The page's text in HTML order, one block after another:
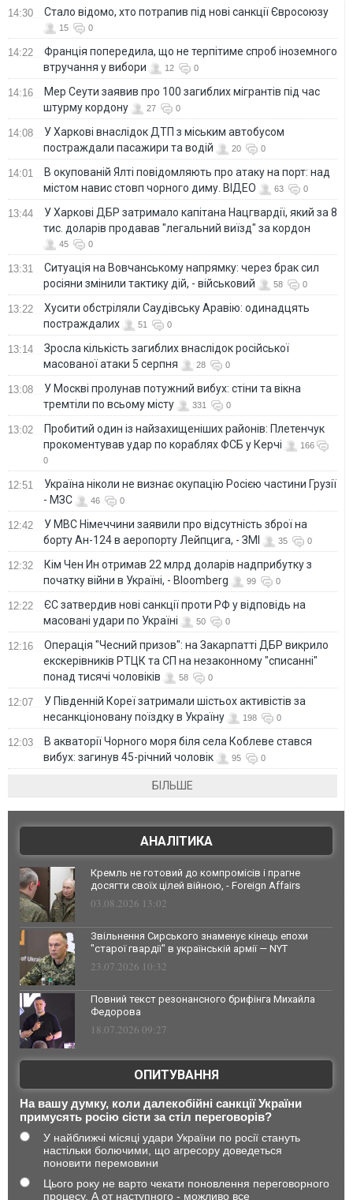
14:30 Стало відомо, хто потрапив під нові санкції Євросоюзу
15 0
14:22
Франція попередила, що не терпітиме спроб іноземного
втручання у вибори
12 0
14:16
Мер Сеути заявив про 100 загиблих мігрантів під час
штурму кордону
27 0
14:08
У Харкові внаслідок ДТП з міським автобусом
постраждали пасажири та водій
20 0
14:01
В окупованій Ялті повідомляють про атаку на порт: над
містом навис стовп чорного диму. ВІДЕО
63 0
13:44
У Харкові ДБР затримало капітана Нацгвардії, який за 8
тис. доларів продавав "легальний виїзд" за кордон
45 0
13:31
Ситуація на Вовчанському напрямку: через брак сил
росіяни змінили тактику дій, - військовий
58 0
13:22
Хусити обстріляли Саудівську Аравію: одинадцять
постраждалих
51 0
13:14
Зросла кількість загиблих внаслідок російської
масованої атаки 5 серпня
28 0
13:08
У Москві пролунав потужний вибух: стіни та вікна
тремтіли по всьому місту
331 0
13:02
Пробитий один із найзахищеніших районів: Плетенчук
прокоментував удар по кораблях ФСБ у Керчі
166
0
12:51
Україна ніколи не визнає окупацію Росією частини Грузії
- МЗС
46 0
12:42
У МВС Німеччини заявили про відсутність зброї на
борту Ан-124 в аеропорту Лейпцига, - ЗМІ
35 0
12:32
Кім Чен Ин отримав 22 млрд доларів надприбутку з
початку війни в Україні, - Bloomberg
99 0
12:22
ЄС затвердив нові санкції проти РФ у відповідь на
масовані удари по Україні
50 0
12:16
Операція "Чесний призов": на Закарпатті ДБР викрило
екскерівників РТЦК та СП на незаконному "списанні"
понад тисячі чоловіків
58 0
12:07
У Південній Кореї затримали шістьох активістів за
несанкціоновану поїздку в Україну
198 0
12:03
В акваторії Чорного моря біля села Коблеве стався
вибух: загинув 45-річний чоловік
95 0
БІЛЬШЕ
АНАЛІТИКА
Кремль не готовий до компромісів і прагне
досягти своїх цілей війною, - Foreign Affairs
03.08.2026 13:02
Звільнення Сирського знаменує кінець епохи
"старої гвардії" в українській армії — NYT
23.07.2026 10:32
Повний текст резонансного брифінга Михайла
Федорова
18.07.2026 09:27
ОПИТУВАННЯ
На вашу думку, коли далекобійні санкції України
примусять росію сісти за стіл переговорів?
У найближчі місяці удари України по росії стануть
настільки болючими, що агресору доведеться
поновити перемовини
Цього року не варто чекати поновлення переговорного
процесу. А от наступного - можливо все